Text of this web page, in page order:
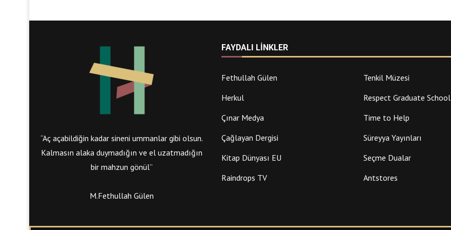
“Aç açabildiğin kadar sineni ummanlar gibi olsun.
Kalmasın alaka duymadığın ve el uzatmadığın
bir mahzun gönül”
M.Fethullah Gülen
FAYDALI LINKLER
Fethullah Gülen Tenkil Müzesi
Herkul
Respect Graduate School
Çınar Medya
Time to Help
Çağlayan Dergisi
Süreyya Yayınları
Kitap Dünyası EU
Seçme Dualar
Raindrops TV
Antstores